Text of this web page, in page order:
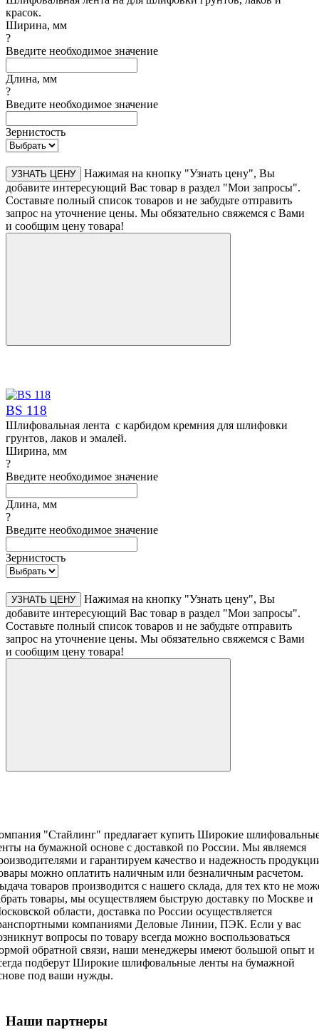
красок.
Ширина, мм
?
Введите необходимое значение
Длина, мм
?
Введите необходимое значение
Зернистость
УЗНАТЬ ЦЕНУ
Нажимая на кнопку "Узнать цену", Вы
добавите интересующий Вас товар в раздел "Мои запросы".
Составьте полный список товаров и не забудьте отправить
запрос на уточнение цены. Мы обязательно свяжемся с Вами
и сообщим цену товара!
BS 118
Шлифовальная лента с карбидом кремния для шлифовки
грунтов, лаков и эмалей.
Ширина, мм
?
Введите необходимое значение
Длина, мм
?
Введите необходимое значение
Зернистость
УЗНАТЬ ЦЕНУ
Нажимая на кнопку "Узнать цену", Вы
добавите интересующий Вас товар в раздел "Мои запросы".
Составьте полный список товаров и не забудьте отправить
запрос на уточнение цены. Мы обязательно свяжемся с Вами
и сообщим цену товара!
"Стайлинг" предлагает купить Широкие
на бумажной основе с доставкой по России. Мы являемся
и гарантируем качество и надежность
можно оплатить наличным или безналичным расчетом.
товаров производится с нашего склада, для тех кто не
товары, мы осуществляем быструю доставку по Москве и
области, доставка по России осуществляется
компаниями Деловые Линии, ПЭК. Если у вас
вопросы по товару всегда можно воспользоваться
обратной связи, наши менеджеры имеют большой опыт и
подберут Широкие шлифовальные ленты на бумажной
под ваши нужды.
Наши партнеры